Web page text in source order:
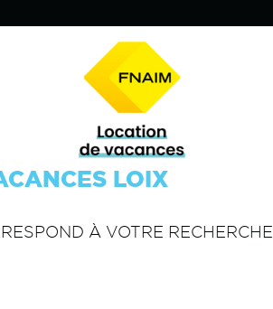
LOIX
À VOTRE RECHERCHE